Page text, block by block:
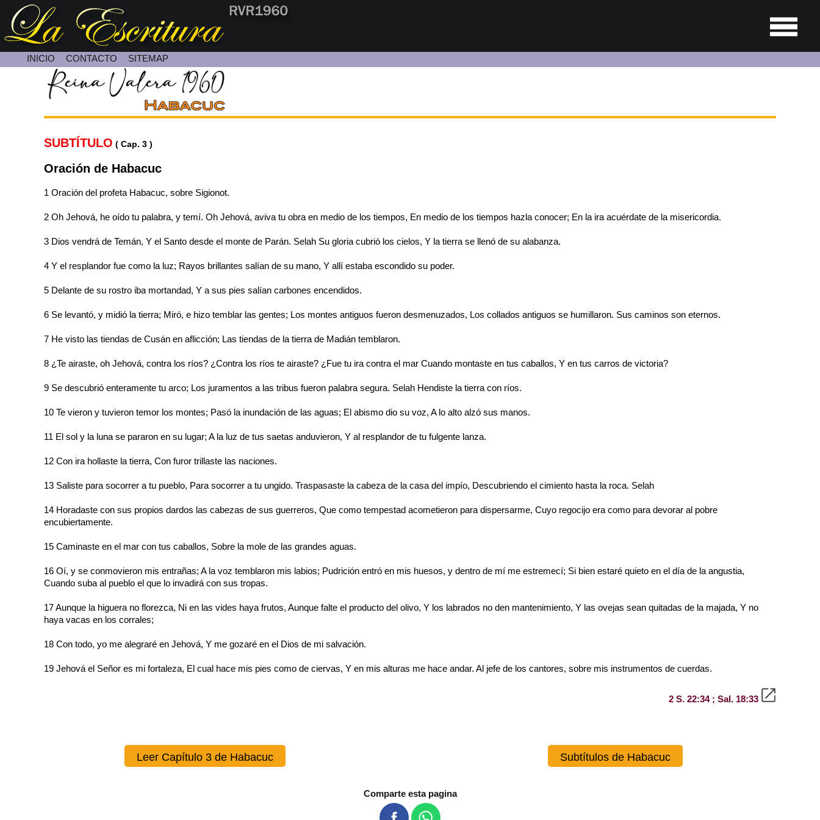
INICIO CONTACTO
Contacte con Nosotros
SITEMAP
SUBTÍTULO ( Cap. 3 )
Oración de Habacuc
1 Oración del profeta Habacuc, sobre Sigionot.
2 Oh Jehová, he oído tu palabra, y temí. Oh Jehová, aviva tu obra en medio de los tiempos, En medio de los tiempos hazla conocer; En la ira acuérdate de la misericordia.
3 Dios vendrá de Temán, Y el Santo desde el monte de Parán. Selah Su gloria cubrió los cielos, Y la tierra se llenó de su alabanza.
4 Y el resplandor fue como la luz; Rayos brillantes salían de su mano, Y allí estaba escondido su poder.
5 Delante de su rostro iba mortandad, Y a sus pies salían carbones encendidos.
6 Se levantó, y midió la tierra; Miró, e hizo temblar las gentes; Los montes antiguos fueron desmenuzados, Los collados antiguos se humillaron. Sus caminos son eternos.
7 He visto las tiendas de Cusán en aflicción; Las tiendas de la tierra de Madián temblaron.
8 ¿Te airaste, oh Jehová, contra los ríos? ¿Contra los ríos te airaste? ¿Fue tu ira contra el mar Cuando montaste en tus caballos, Y en tus carros de victoria?
9 Se descubrió enteramente tu arco; Los juramentos a las tribus fueron palabra segura. Selah Hendiste la tierra con ríos.
10 Te vieron y tuvieron temor los montes; Pasó la inundación de las aguas; El abismo dio su voz, A lo alto alzó sus manos.
11 El sol y la luna se pararon en su lugar; A la luz de tus saetas anduvieron, Y al resplandor de tu fulgente lanza.
12 Con ira hollaste la tierra, Con furor trillaste las naciones.
13 Saliste para socorrer a tu pueblo, Para socorrer a tu ungido. Traspasaste la cabeza de la casa del impío, Descubriendo el cimiento hasta la roca. Selah
14 Horadaste con sus propios dardos las cabezas de sus guerreros, Que como tempestad acometieron para dispersarme, Cuyo regocijo era como para devorar al pobre
encubiertamente.
15 Caminaste en el mar con tus caballos, Sobre la mole de las grandes aguas.
16 Oí, y se conmovieron mis entrañas; A la voz temblaron mis labios; Pudrición entró en mis huesos, y dentro de mí me estremecí; Si bien estaré quieto en el día de la angustia,
Cuando suba al pueblo el que lo invadirá con sus tropas.
17 Aunque la higuera no florezca, Ni en las vides haya frutos, Aunque falte el producto del olivo, Y los labrados no den mantenimiento, Y las ovejas sean quitadas de la majada, Y no
haya vacas en los corrales;
18 Con todo, yo me alegraré en Jehová, Y me gozaré en el Dios de mi salvación.
19 Jehová el Señor es mi fortaleza, El cual hace mis pies como de ciervas, Y en mis alturas me hace andar. Al jefe de los cantores, sobre mis instrumentos de cuerdas.
2 S. 22:34 ; Sal. 18:33
Leer Capítulo 3 de Habacuc Subtítulos de Habacuc
Comparte esta pagina